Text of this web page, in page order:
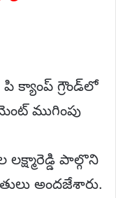
క్యాంప్ గ్రౌండ్‌లో
ముగింపు
పాల్గొని
అందజేశారు.